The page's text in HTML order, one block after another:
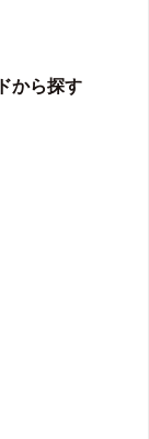
から探す